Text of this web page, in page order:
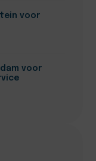
voor
voor